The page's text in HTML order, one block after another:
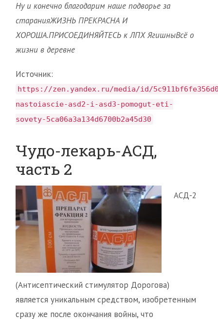
Ну и конечно благодарим наше подворье за
старанияЖИЗНЬ ПРЕКРАСНА И
ХОРОША.ПРИСОЕДИНЯЙТЕСЬ к ЛПХ ЯгишныВсё о
жизни в деревне
Источник:
https://zen.yandex.ru/media/id/
nastoiascie-asd2-i-asd3-pomogut-eti-
sovety-5ca06a3a134d6700b2a45d30
Чудо-лекарь-АСД,
часть 2
АСД-2
(Антисептический стимулятор Дорогова)
является уникальным средством, изобретенным
сразу же после окончания войны, что